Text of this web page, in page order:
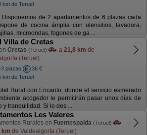
km de Teruel
Disponemos de 2 apartamentos de 6 plazas cada
de cocina ámplia con utensilios, lavadora,
microondas, fogones de ga ...
Villa de Cretas
Cretas (Teruel) a 21,8 km de
(Teruel)
plazas
36 €
km de Teruel
Rural con Encanto, donde el servicio esmerado
acogedor le permitirán pasar unos días de
y tranquilidad. Si lo des ...
Les Valeres
Rurales en Fuentespalda (Teruel)
km de Valdealgorfa (Teruel)